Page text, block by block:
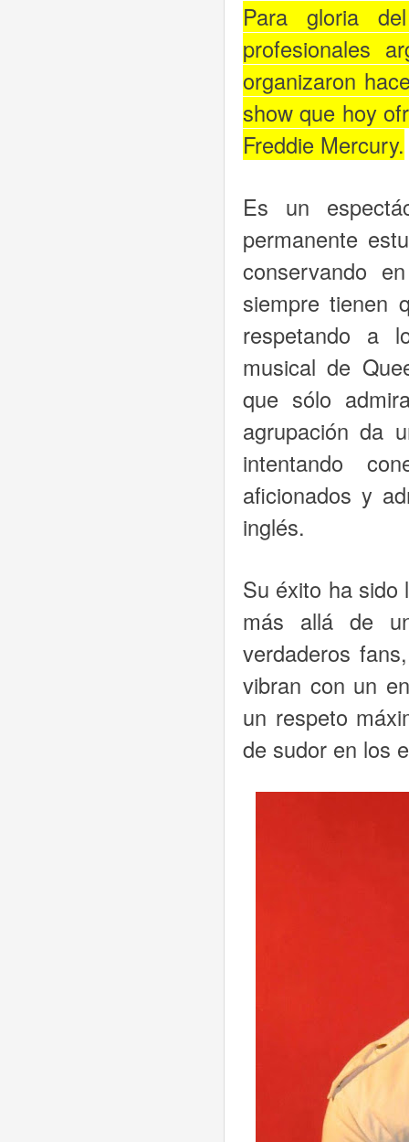
Para gloria
profesionales
organizaron
show que hoy
Freddie Mercury.
Es un
permanente
conservando
siempre tienen
respetando a
musical de
que sólo
agrupación da
intentando
aficionados y
inglés.
Su éxito ha sido
más allá de
verdaderos
vibran con un
un respeto
de sudor en los